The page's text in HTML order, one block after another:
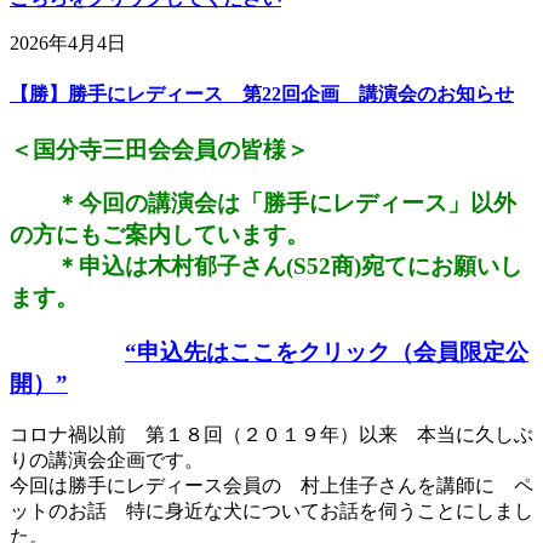
2026年4月4日
【勝】勝手にレディース 第22回企画 講演会のお知らせ
＜国分寺三田会会員の皆様＞
＊今回の講演会は「勝手にレディース」以外
の方にもご案内しています。
＊申込は木村郁子さん(S52商)宛てにお願いし
ます。
“申込先はここをクリック（会員限定公
開）”
コロナ禍以前 第１８回（２０１９年）以来 本当に久しぶ
りの講演会企画です。
今回は勝手にレディース会員の 村上佳子さんを講師に ペ
ットのお話 特に身近な犬についてお話を伺うことにしまし
た。